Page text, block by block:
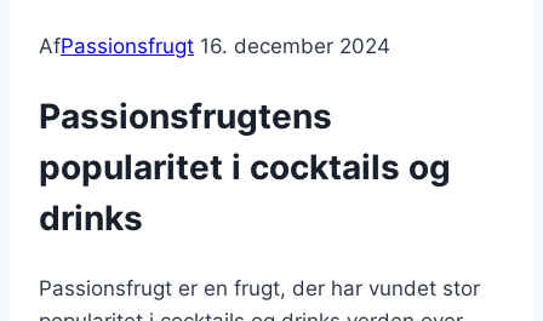
AfPassionsfrugt 16. december 2024
Passionsfrugtens
popularitet i cocktails og
drinks
Passionsfrugt er en frugt, der har vundet stor